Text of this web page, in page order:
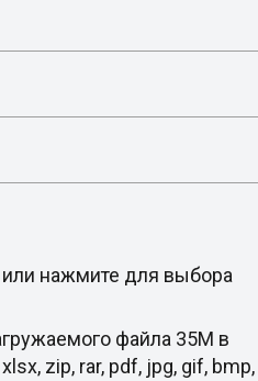
нажмите для выбора
файла 35M в
zip, rar, pdf, jpg, gif, bmp,